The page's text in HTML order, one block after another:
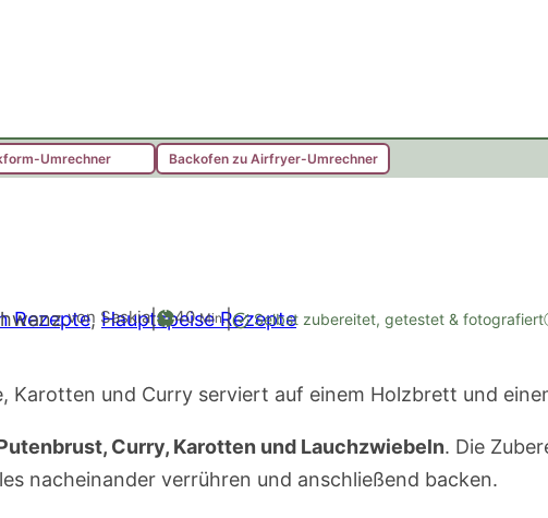
Umrechner Backofen zu Airfryer-Umrechner
Rezepte, Hauptspeise Rezepte
von Saskia| 40Minuten
Min.| Selbst zubereitet, getestet & fotografiert
Curry, Karotten und Lauchzwiebeln. Die
nacheinander verrühren und anschließend backen.